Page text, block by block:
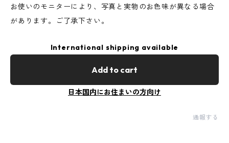
お使いのモニターにより、写真と実物のお色味が異なる場合
があります。ご了承下さい。
International shipping available
Add to cart
日本国内にお住まいの方向け
通報する